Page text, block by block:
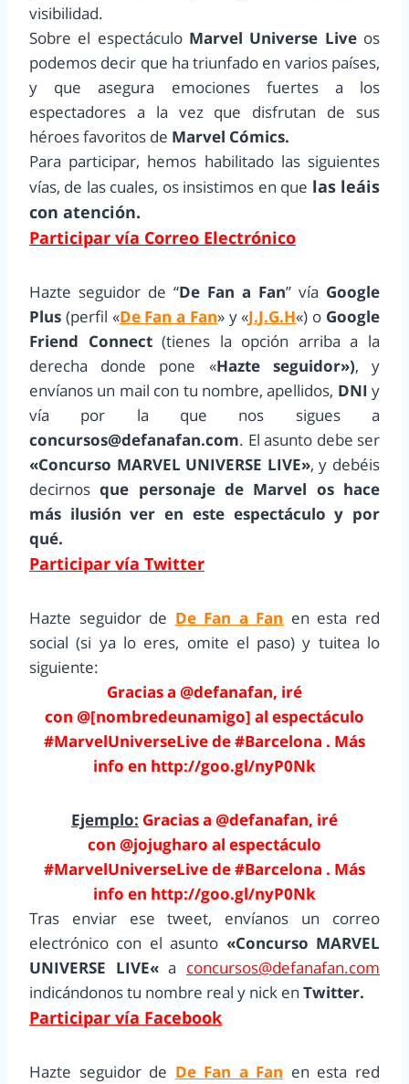
visibilidad.
Sobre el espectáculo Marvel Universe Live os
podemos decir que ha triunfado en varios países,
y que asegura emociones fuertes a los
espectadores a la vez que disfrutan de sus
héroes favoritos de Marvel Cómics.
Para participar, hemos habilitado las siguientes
vías, de las cuales, os insistimos en que las leáis
con atención.
Participar vía Correo Electrónico
Hazte seguidor de “De Fan a Fan” vía Google
Plus (perfil «De Fan a Fan» y «J.J.G.H«) o Google
Friend Connect(tienes la opción arriba a la
derecha donde pone «Hazte seguidor»), y
envíanos un mail con tu nombre, apellidos, DNI y
vía por la que nos sigues a
concursos@defanafan.com. El asunto debe ser
«Concurso MARVEL UNIVERSE LIVE», y debéis
decirnosque personaje de Marvel os hace
más ilusión ver en este espectáculo y por
qué.
Participar vía Twitter
Hazte seguidor de De Fan a Fan en esta red
social (si ya lo eres, omite el paso) y tuitea lo
siguiente:
Gracias a @defanafan, iré
con @[nombredeunamigo] al espectáculo
#MarvelUniverseLive de #Barcelona . Más
info en http://goo.gl/nyP0Nk
Ejemplo: Gracias a @defanafan, iré
con @jojugharo al espectáculo
#MarvelUniverseLive de #Barcelona . Más
info en http://goo.gl/nyP0Nk
Tras enviar ese tweet, envíanos un correo
electrónico con el asunto «Concurso MARVEL
UNIVERSE LIVE«a concursos@defanafan.com
indicándonos tu nombre real y nick en Twitter.
Participar vía Facebook
Hazte seguidor de De Fan a Fan en esta red